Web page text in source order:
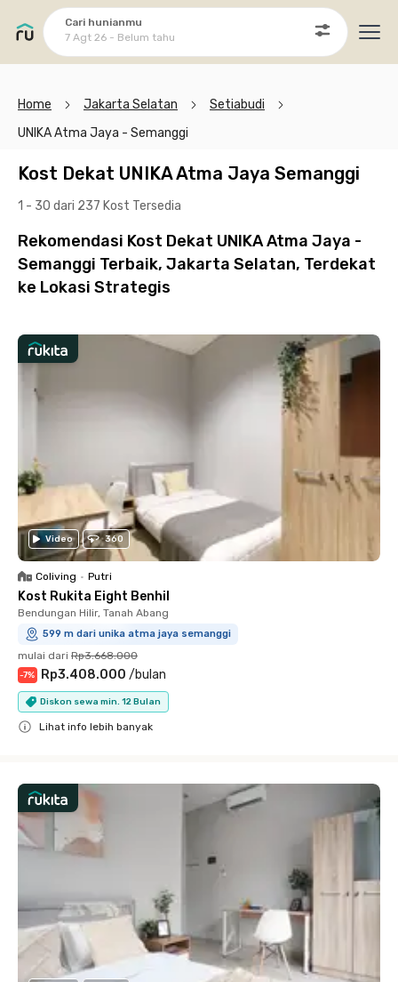
Cari hunianmu
7 Agt 26 - Belum tahu
Home Jakarta Selatan
Setiabudi
UNIKA Atma Jaya - Semanggi
Kost Dekat UNIKA Atma Jaya Semanggi
1 - 30 dari 237 Kost Tersedia
Rekomendasi Kost Dekat UNIKA Atma Jaya -
Semanggi Terbaik, Jakarta Selatan, Terdekat
ke Lokasi Strategis
Video 360
Coliving • Putri
Kost Rukita Eight Benhil
Bendungan Hilir, Tanah Abang
599 m dari unika atma jaya semanggi
mulai dari Rp3.668.000
-7% Rp3.408.000 /bulan
Diskon sewa min. 12 Bulan
Lihat info lebih banyak